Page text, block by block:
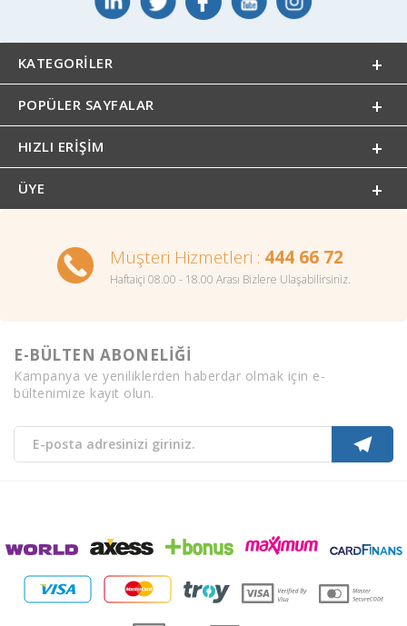
KATEGORILER
POPÜLER SAYFALAR
HIZLI ERIŞIM
ÜYE
Müşteri Hizmetleri : 444 66 72
Haftaiçi 08.00 - 18.00 Arası Bizlere Ulaşabilirsiniz.
E-BÜLTEN ABONELİĞİ
Kampanya ve yeniliklerden haberdar olmak için e-
bültenimize kayıt olun.